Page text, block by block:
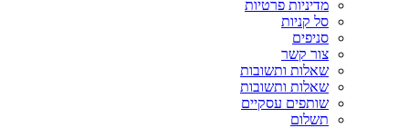
מדיניות פרטיות
סל קניות
סניפים
צור קשר
שאלות ותשובות
שאלות ותשובות
שותפים עסקיים
תשלום